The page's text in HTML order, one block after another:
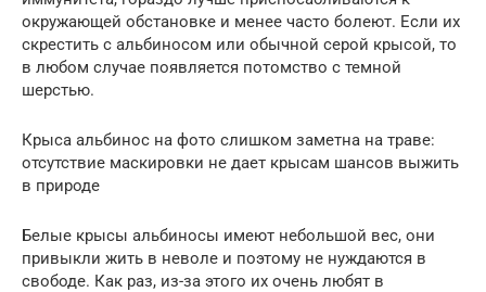
окружающей обстановке и менее часто болеют. Если их
скрестить с альбиносом или обычной серой крысой, то
в любом случае появляется потомство с темной
шерстью.
Крыса альбинос на фото слишком заметна на траве:
отсутствие маскировки не дает крысам шансов выжить
в природе
Белые крысы альбиносы имеют небольшой вес, они
привыкли жить в неволе и поэтому не нуждаются в
свободе. Как раз, из-за этого их очень любят в